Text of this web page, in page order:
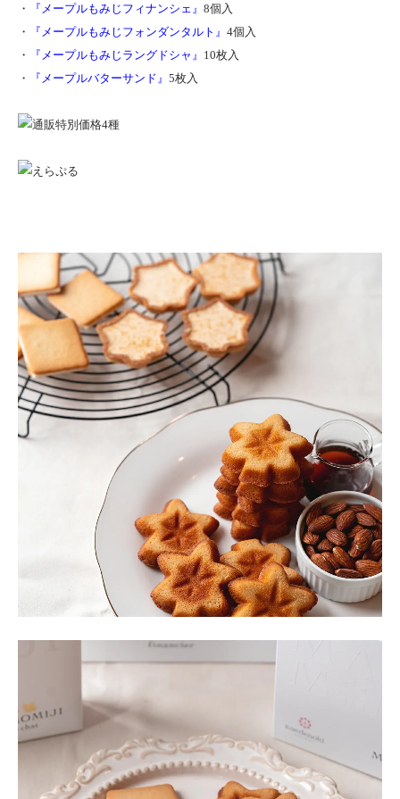
・
『メープルもみじフィナンシェ』 8個入
・
『メープルもみじフォンダンタルト』 4個入
・
『メープルもみじラングドシャ』 10枚入
・
『メープルバターサンド』 5枚入